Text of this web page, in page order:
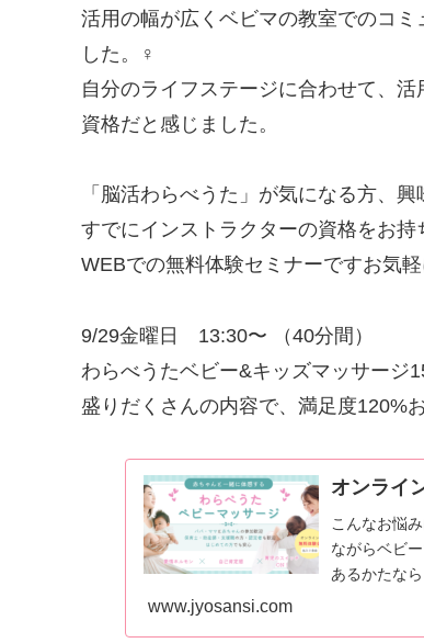
活用の幅が広くベビマの教室でのコ
した。‍♀️
自分のライフステージに合わせて、
資格だと感じました。
「脳活わらべうた」が気になる方、
すでにインストラクターの資格をお
WEBでの無料体験セミナーですお気
9/29金曜日 13:30〜 （40分間）
わらべうたベビー&キッズマッサージ
盛りだくさんの内容で、満足度120%
オンライ
こんなお悩
ながらベビ
あるかたな
www.jyosansi.com